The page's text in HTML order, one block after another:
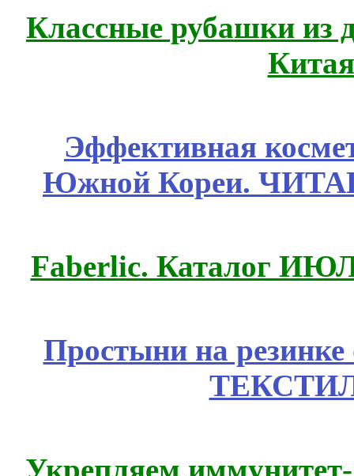
Классные рубашки из
Эффективная
Южной Кореи.
Faberlic. Каталог
Простыни на
Укрепляем